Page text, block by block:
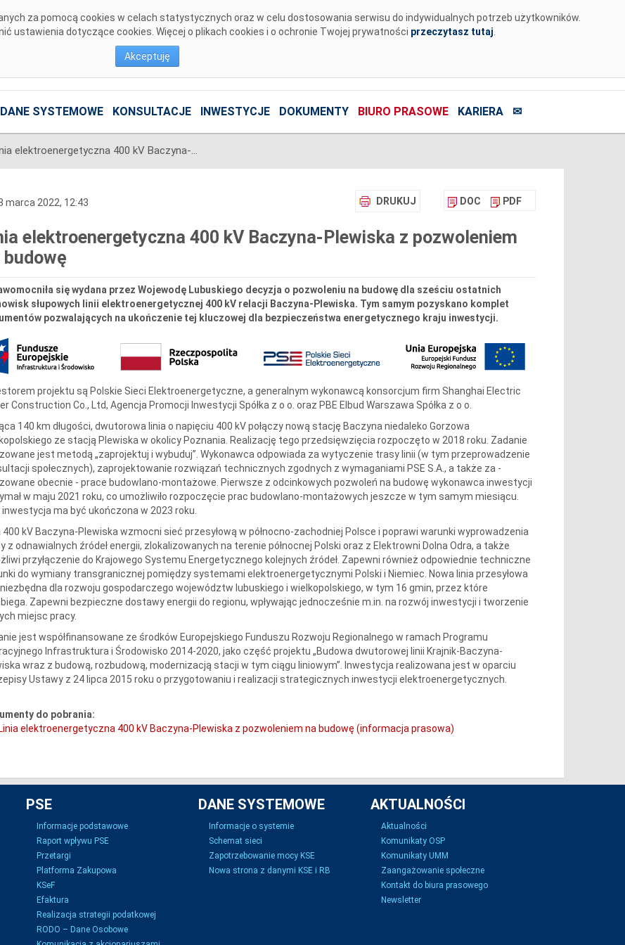
za pomocą cookies w celach statystycznych oraz w celu dostosowania serwisu do indywidualnych potrzeb użytkowników.
ustawienia dotyczące cookies. Więcej o plikach cookies i o ochronie Twojej prywatności przeczytasz tutaj
Akceptuję
DANE SYSTEMOWE KONSULTACJE INWESTYCJE DOKUMENTY BIURO PRASOWE KARIERA ✉
Linia elektroenergetyczna 400 kV Baczyna-Plewiska z pozwoleniem na budowę
DRUKUJ DOC PDF
marca 2022, 12:43
elektroenergetyczna 400 kV Baczyna-Plewiska z pozwoleniem
budowę
się wydana przez Wojewodę Lubuskiego decyzja o pozwoleniu na budowę dla sześciu ostatnich
słupowych linii elektroenergetycznej 400 kV relacji Baczyna-Plewiska. Tym samym pozyskano komplet
pozwalających na ukończenie tej kluczowej dla bezpieczeństwa energetycznego kraju inwestycji.
projektu są Polskie Sieci Elektroenergetyczne, a generalnym wykonawcą konsorcjum firm Shanghai Electric
Construction Co., Ltd, Agencja Promocji Inwestycji Spółka z o o. oraz PBE Elbud Warszawa Spółka z o o.
140 km długości, dwutorowa linia o napięciu 400 kV połączy nową stację Baczyna niedaleko Gorzowa
ze stacją Plewiska w okolicy Poznania. Realizację tego przedsięwzięcia rozpoczęto w 2018 roku. Zadanie
jest metodą „zaprojektuj i wybuduj”. Wykonawca odpowiada za wytyczenie trasy linii (w tym przeprowadzenie
społecznych), zaprojektowanie rozwiązań technicznych zgodnych z wymaganiami PSE S.A., a także za -
obecnie - prace budowlano-montażowe. Pierwsze z odcinkowych pozwoleń na budowę wykonawca inwestycji
w maju 2021 roku, co umożliwiło rozpoczęcie prac budowlano-montażowych jeszcze w tym samym miesiącu.
inwestycja ma być ukończona w 2023 roku.
400 kV Baczyna-Plewiska wzmocni sieć przesyłową w północno-zachodniej Polsce i poprawi warunki wyprowadzenia
z odnawialnych źródeł energii, zlokalizowanych na terenie północnej Polski oraz z Elektrowni Dolna Odra, a także
przyłączenie do Krajowego Systemu Energetycznego kolejnych źródeł. Zapewni również odpowiednie techniczne
do wymiany transgranicznej pomiędzy systemami elektroenergetycznymi Polski i Niemiec. Nowa linia przesyłowa
dla rozwoju gospodarczego województw lubuskiego i wielkopolskiego, w tym 16 gmin, przez które
Zapewni bezpieczne dostawy energii do regionu, wpływając jednocześnie m.in. na rozwój inwestycji i tworzenie
miejsc pracy.
jest współfinansowane ze środków Europejskiego Funduszu Rozwoju Regionalnego w ramach Programu
Infrastruktura i Środowisko 2014-2020, jako część projektu „Budowa dwutorowej linii Krajnik-Baczyna-
wraz z budową, rozbudową, modernizacją stacji w tym ciągu liniowym”. Inwestycja realizowana jest w oparciu
Ustawy z 24 lipca 2015 roku o przygotowaniu i realizacji strategicznych inwestycji elektroenergetycznych.
do pobrania:
Linia elektroenergetyczna 400 kV Baczyna-Plewiska z pozwoleniem na budowę (informacja prasowa)
PSE
Informacje podstawowe
Raport wpływu PSE
Przetargi
Platforma Zakupowa
KSeF
Efaktura
Realizacja strategii podatkowej
RODO – Dane Osobowe
DANE SYSTEMOWE
Informacje o systemie
Schemat sieci
Zapotrzebowanie mocy KSE
Nowa strona z danymi KSE i RB
AKTUALNOŚCI
Aktualności
Komunikaty OSP
Komunikaty UMM
Zaangażowanie społeczne
Kontakt do biura prasowego
Newsletter